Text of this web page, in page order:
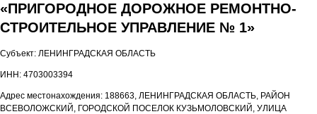
«ПРИГОРОДНОЕ ДОРОЖНОЕ РЕМОНТНО-
СТРОИТЕЛЬНОЕ УПРАВЛЕНИЕ № 1»
Субъект: ЛЕНИНГРАДСКАЯ ОБЛАСТЬ
ИНН: 4703003394
Адрес местонахождения: 188663, ЛЕНИНГРАДСКАЯ ОБЛАСТЬ, РАЙОН
ВСЕВОЛОЖСКИЙ, ГОРОДСКОЙ ПОСЕЛОК КУЗЬМОЛОВСКИЙ, УЛИЦА